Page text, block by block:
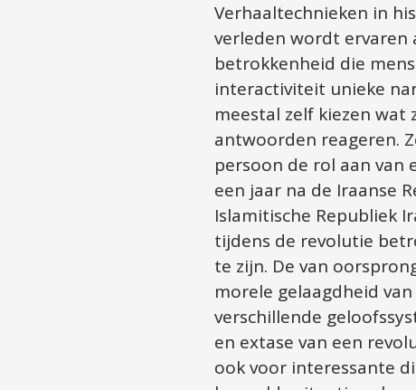
Verhaaltechnieken in
verleden wordt ervaren
betrokkenheid die
interactiviteit unieke
meestal zelf kiezen wat
antwoorden reageren.
persoon de rol aan van
een jaar na de Iraanse
Islamitische Republiek
tijdens de revolutie
te zijn. De van
morele gelaagdheid
verschillende
en extase van een
ook voor interessante